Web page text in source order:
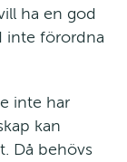
ha en god
inte förordna
inte har
kan
Då behövs